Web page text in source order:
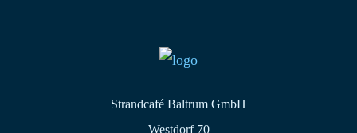
Strandcafé Baltrum GmbH
Westdorf 70